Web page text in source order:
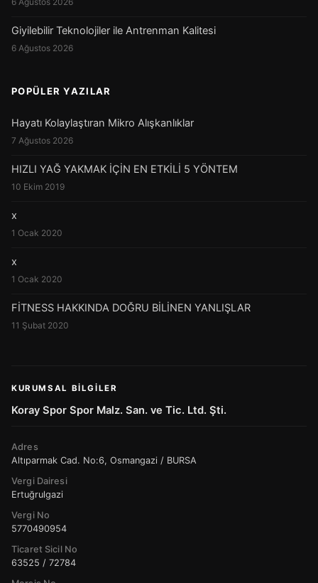
Giyilebilir Teknolojiler ile Antrenman Kalitesi
6 Ağustos 2026
POPÜLER YAZILAR
Hayatı Kolaylaştıran Mikro Alışkanlıklar
7 Ağustos 2026
HIZLI YAĞ YAKMAK İÇİN EN ETKİLİ 5 YÖNTEM
10 Ekim 2019
x
1 Ocak 2020
x
1 Ocak 2020
FİTNESS HAKKINDA DOĞRU BİLİNEN YANLIŞLAR
11 Şubat 2020
KURUMSAL BILGILER
Koray Spor Spor Malz. San. ve Tic. Ltd. Şti.
Adres
Altıparmak Cad. No:6, Osmangazi / BURSA
Vergi Dairesi
Ertuğrulgazi
Vergi No
5770490954
Ticaret Sicil No
63525 / 72784